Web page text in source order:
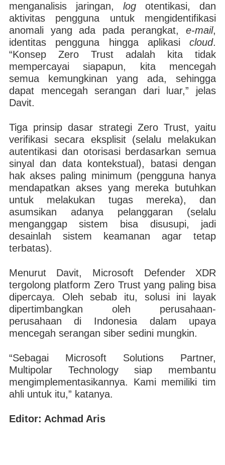
menganalisis jaringan, log otentikasi, dan
aktivitas pengguna untuk mengidentifikasi
anomali yang ada pada perangkat,e-mail,
identitas pengguna hingga aplikasicloud.
“Konsep Zero Trust adalah kita tidak
mempercayai siapapun, kita mencegah
semua kemungkinan yang ada, sehingga
dapat mencegah serangan dari luar,” jelas
Davit.
Tiga prinsip dasar strategi Zero Trust, yaitu
verifikasi secara eksplisit (selalu melakukan
autentikasi dan otorisasi berdasarkan semua
sinyal dan data kontekstual), batasi dengan
hak akses paling minimum (pengguna hanya
mendapatkan akses yang mereka butuhkan
untuk melakukan tugas mereka), dan
asumsikan adanya pelanggaran (selalu
menganggap sistem bisa disusupi, jadi
desainlah sistem keamanan agar tetap
terbatas).
Menurut Davit, Microsoft Defender XDR
tergolong platform Zero Trust yang paling bisa
dipercaya. Oleh sebab itu, solusi ini layak
dipertimbangkan oleh perusahaan-
perusahaan di Indonesia dalam upaya
mencegah serangan siber sedini mungkin.
“Sebagai Microsoft Solutions Partner,
Multipolar Technology siap membantu
mengimplementasikannya. Kami memiliki tim
ahli untuk itu,” katanya.
Editor: Achmad Aris